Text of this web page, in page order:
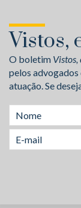
Vistos,
O boletim Vistos,
pelos advogados
atuação. Se